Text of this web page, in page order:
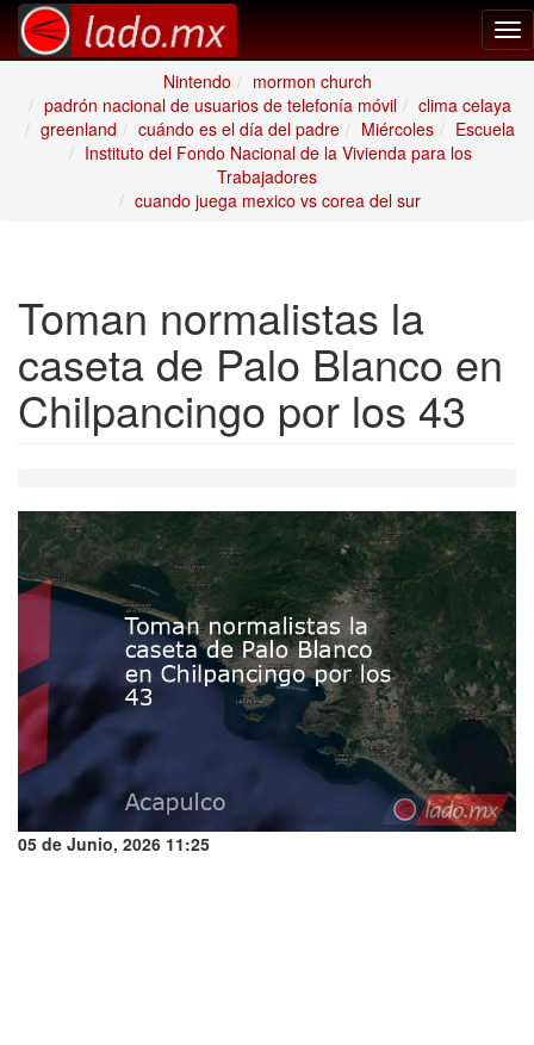
Nintendo
mormon church
padrón nacional de usuarios de telefonía móvil
clima celaya
greenland
cuándo es el día del padre Miércoles
Escuela
Instituto del Fondo Nacional de la Vivienda para los
Trabajadores
cuando juega mexico vs corea del sur
Toman normalistas la
caseta de Palo Blanco en
Chilpancingo por los 43
05 de Junio, 2026 11:25